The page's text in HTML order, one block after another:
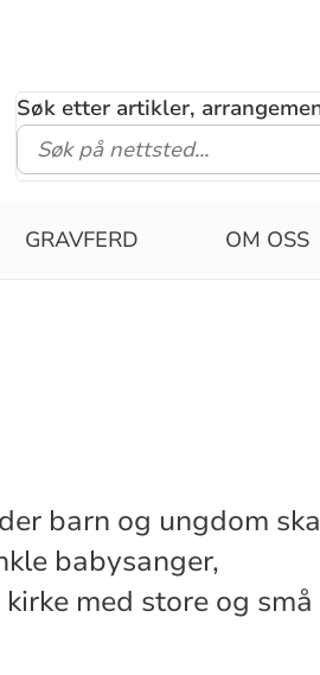
Søk etter artikler,
GRAVFERD OM OSS
barn og ungdom
babysanger,
med store og små